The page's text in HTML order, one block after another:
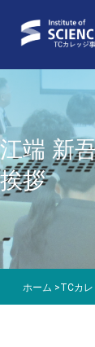
ホーム >TCカレ
江端 新
挨拶